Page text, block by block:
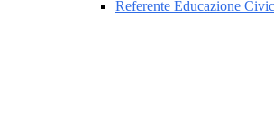
Referente Educazione